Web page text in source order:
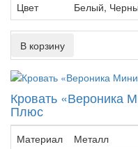
Цвет
Белый,
В корзину
Кровать «Вероника
Плюс
Материал
Металл